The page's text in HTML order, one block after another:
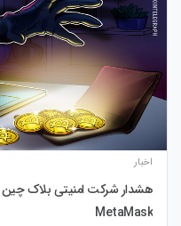
اخبار
هشدار شرکت امنیتی بلاک
MetaMask